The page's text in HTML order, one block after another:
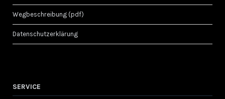
Wegbeschreibung (pdf)
Datenschutzerklärung
SERVICE